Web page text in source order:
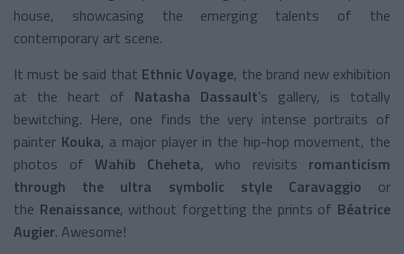
house, showcasing the emerging talents of the
contemporary art scene.
It must be said that Ethnic Voyage, the brand new exhibition
at the heart of Natasha Dassault’s gallery, is totally
bewitching. Here, one finds the very intense portraits of
painter Kouka, a major player in the hip-hop movement, the
photos of Wahib Cheheta, who revisits romanticism
through the ultra symbolic style Caravaggio or
the Renaissance, without forgetting the prints of Béatrice
Augier. Awesome!